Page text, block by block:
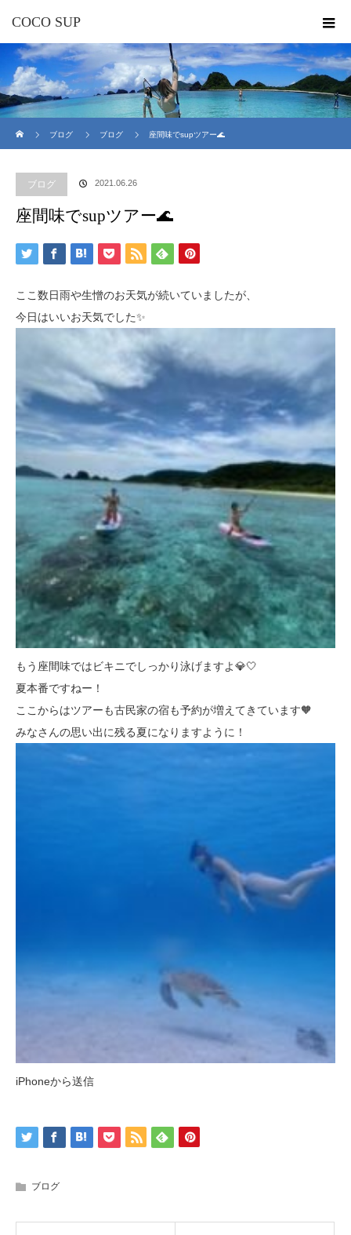
COCO SUP
ブログ
ブログ 座間味でsupツアー🌊
ブログ 2021.06.26
座間味でsupツアー🌊
ここ数日雨や生憎のお天気が続いていましたが、
今日はいいお天気でした✨
もう座間味ではビキニでしっかり泳げますよ💎🤍
夏本番ですねー！
ここからはツアーも古民家の宿も予約が増えてきています🧡
みなさんの思い出に残る夏になりますように！
iPhoneから送信
ブログ